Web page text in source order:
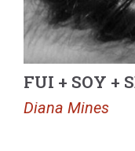
FUI + SOY +
Diana Mines